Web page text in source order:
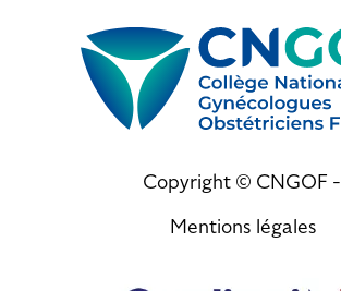
Copyright © CNGOF -
Mentions légales